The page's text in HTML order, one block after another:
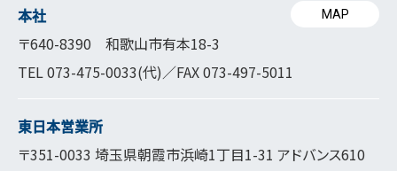
本社
〒640-8390 和歌山市有本18-3
TEL073-475-0033(代)／FAX 073-497-5011
MAP
東日本営業所
〒351-0033 埼玉県朝霞市浜崎1丁目1-31 アドバンス610